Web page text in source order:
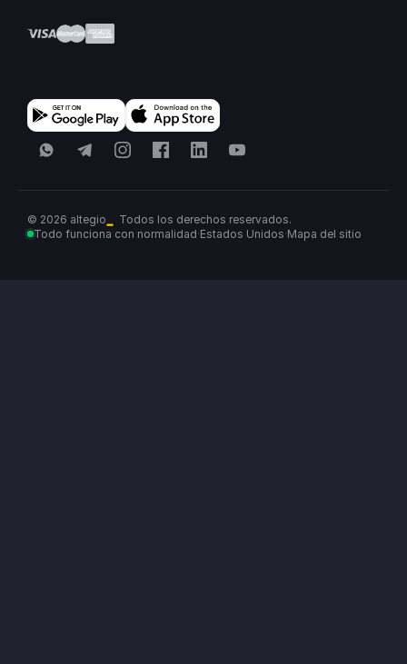
WhatsAppTelegramInstagramFacebookLinkedInYouTube
© 2026 altegio
Todos los derechos reservados.
Todo funciona con normalidad·Estados Unidos·Mapa del sitio